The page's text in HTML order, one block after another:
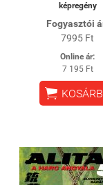
képregény
Fogyasztói
7995 Ft
Online ár:
7 195 Ft
